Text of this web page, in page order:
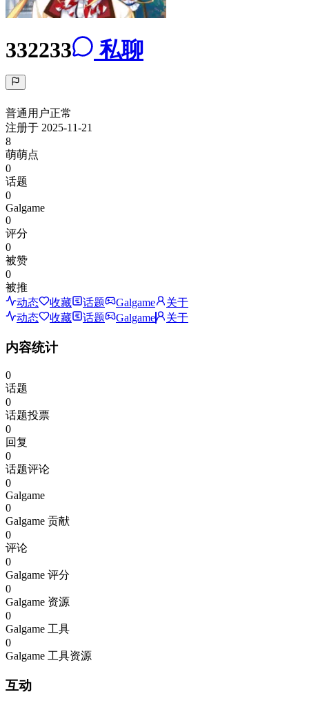
332233 私聊
普通用户正常
注册于 2025-11-21
8
萌萌点
0
话题
0
Galgame
0
评分
0
被赞
0
被推
动态
收藏 话题 Galgame
关于
动态
收藏 话题 Galgame 关于
内容统计
0
话题
0
话题投票
0
回复
0
话题评论
0
Galgame
0
Galgame 贡献
0
评论
0
Galgame 评分
0
Galgame 资源
0
Galgame 工具
0
Galgame 工具资源
互动